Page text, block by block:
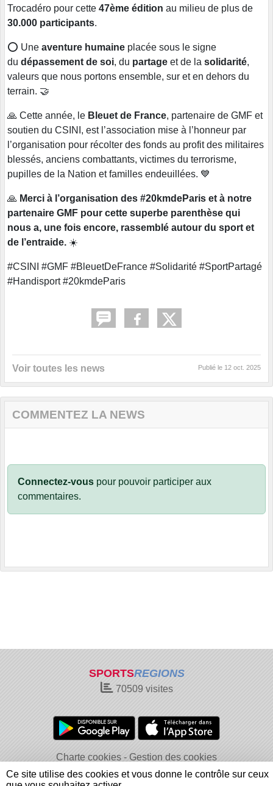
Trocadéro pour cette 47ème édition au milieu de plus de
30.000 participants.
⭕️ Une aventure humaine placée sous le signe
du dépassement de soi, du partage et de la solidarité,
valeurs que nous portons ensemble, sur et en dehors du
terrain. 🤝
🙏 Cette année, le Bleuet de France, partenaire de GMF et
soutien du CSINI, est l’association mise à l’honneur par
l’organisation pour récolter des fonds au profit des militaires
blessés, anciens combattants, victimes du terrorisme,
pupilles de la Nation et familles endeuillées. 💙
🙏 Merci à l’organisation des #20kmdeParis et à notre
partenaire GMF pour cette superbe parenthèse qui
nous a, une fois encore, rassemblé autour du sport et
de l’entraide. ☀️
#CSINI #GMF #BleuetDeFrance #Solidarité #SportPartagé
#Handisport #20kmdeParis
Voir toutes les news Publié le 12 oct. 2025
COMMENTEZ LA NEWS
Connectez-vous pour pouvoir participer aux
commentaires.
SPORTSREGIONS
70509 visites
Charte cookies
Gestion des cookies
Informations légales
Signaler un contenu inapproprié
Ce site utilise des cookies et vous donne le contrôle sur ceux